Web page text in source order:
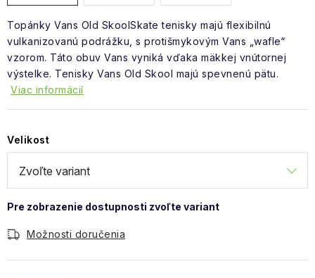
Topánky Vans Old SkoolSkate tenisky majú flexibilnú
vulkanizovanú podrážku, s protišmykovým Vans „wafle“
vzorom. Táto obuv Vans vyniká vďaka mäkkej vnútornej
výstelke. Tenisky Vans Old Skool majú spevnenú pätu.
Viac informácií
Velikost
Možnosti doručenia